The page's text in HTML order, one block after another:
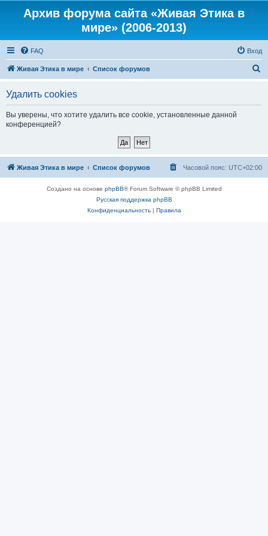
Архив форума сайта «Живая Этика в
мире» (2006-2013)
FAQ Вход
Живая Этика в мире Список форумов
Удалить cookies
Вы уверены, что хотите удалить все cookie, установленные данной
конференцией?
Живая Этика в мире Список форумов Часовой пояс: UTC+02:00
Создано на основе phpBB® Forum Software © phpBB Limited
Русская поддержка phpBB
Конфиденциальность| Правила